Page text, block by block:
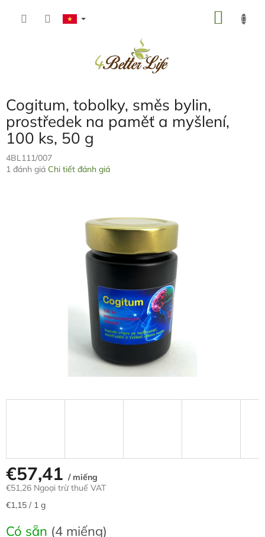
GIỎ
Cogitum, tobolky, směs bylin,
prostředek na paměť a myšlení,
100 ks, 50 g
4BL111/007
Đánh
1 đánh giá Chi tiết đánh giá
€57,41 / miếng
€51,26 Ngoại trừ thuế VAT
Giá
lường:
€1,15 / 1 g
Có sẵn (4 miếng)